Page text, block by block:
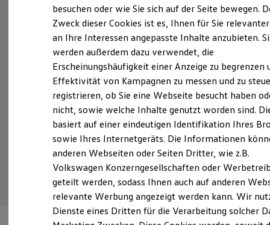
Reichweite im Winter
Laden
Laden unterwegs
Laden Zuhause
Ladezeitensimulator
Batterie
Sicherheit
Garantie und Lebensdauer
Nachhaltigkeit
Technologie
Kosten und Kauf
Verbrauchskosten
Kaufoptionen
E-Auto-Förderung
Software und Konnektivität
Die ID. Software 6
ID. Software Versionen und Updates
Digitale Extras
Schnittstellen zu Ihrem ID.
Fahrzeugangebot anfordern
Servicetermin buchen
Serviceanfrage stellen
besuchen oder wie Sie sich auf der Seite bewegen.
Zweck dieser Cookies ist es, Ihnen für Sie
an Ihre Interessen angepasste Inhalte anzubieten.
werden außerdem dazu verwendet, die
Erscheinungshäufigkeit einer Anzeige zu begrenzen
Effektivität von Kampagnen zu messen und zu
registrieren, ob Sie eine Webseite besucht haben
nicht, sowie welche Inhalte genutzt worden sind.
basiert auf einer eindeutigen Identifikation Ihres
sowie Ihres Internetgeräts. Die Informationen
anderen Webseiten oder Seiten Dritter, wie z.B.
Volkswagen Konzerngesellschaften oder
geteilt werden, sodass Ihnen auch auf anderen
relevante Werbung angezeigt werden kann. Wir
Dienste eines Dritten für die Verarbeitung solcher